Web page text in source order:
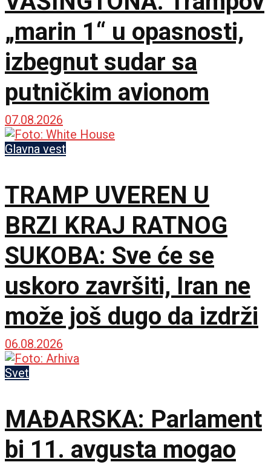
„marin 1“ u opasnosti,
izbegnut sudar sa
putničkim avionom
07.08.2026
Glavna vest
TRAMP UVEREN U
BRZI KRAJ RATNOG
SUKOBA: Sve će se
uskoro završiti, Iran ne
može još dugo da izdrži
06.08.2026
Svet
MAĐARSKA: Parlament
bi 11. avgusta mogao